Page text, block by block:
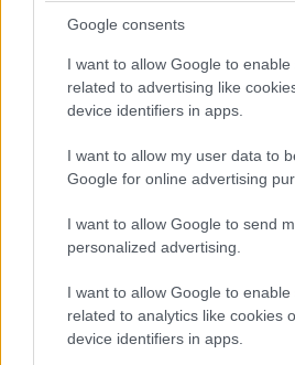
Google consents
I want to allow Google to enable
related to advertising like
device identifiers in apps.
I want to allow my user data to
Google for online advertising
I want to allow Google to send
personalized advertising.
I want to allow Google to enable
related to analytics like cookies
device identifiers in apps.
LIFESTYLE05·08·2026 17:48
Ιωάννη Σαριδάκη
από τη βασιλική οικογένεια